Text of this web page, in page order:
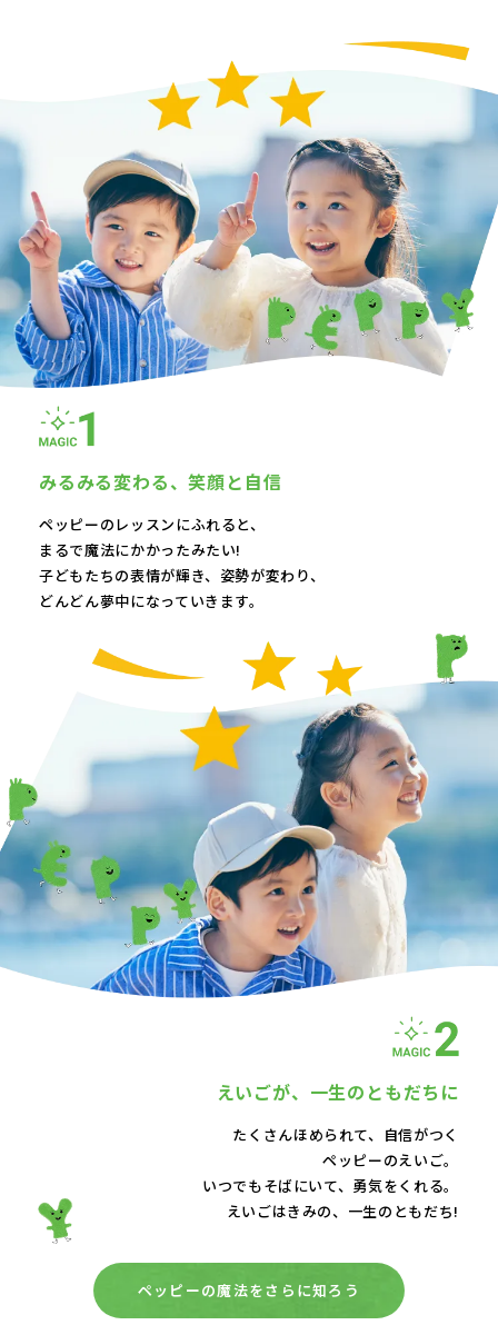
みるみる変わる、笑顔と自信
ペッピーのレッスンにふれると、
まるで魔法にかかったみたい!
子どもたちの表情が輝き、 姿勢が変わり、
どんどん夢中になっていきます。
えいごが、 一生のともだちに
たくさんほめられて、自信がつく
ペッピーのえいご。
いつでもそばにいて、 勇気をくれる。
えいごはきみの、一生のともだち!
ペッピーの魔法をさらに知ろう